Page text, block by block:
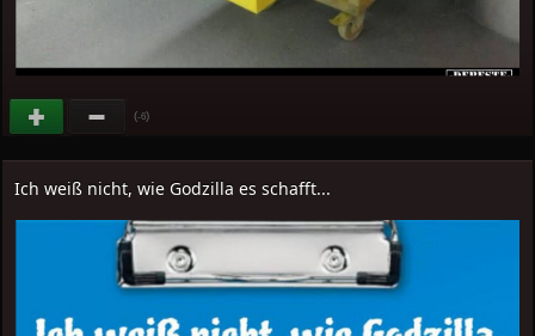
(-6)
Ich weiß nicht, wie Godzilla es schafft...